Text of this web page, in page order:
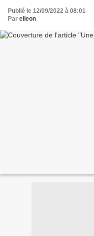
Publié le 12/09/2022 à 08:01
Par elleon